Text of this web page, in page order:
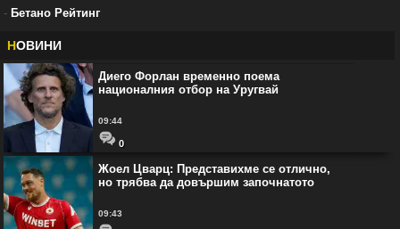
- Бетано Рейтинг
НОВИНИ
Диего Форлан временно поема
националния отбор на Уругвай
09:44
0
Жоел Цварц: Представихме се отлично,
но трябва да довършим започнатото
09:43